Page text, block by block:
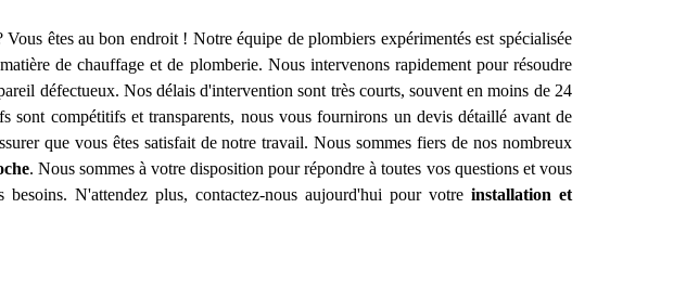
Vous êtes au bon endroit ! Notre équipe de plombiers expérimentés est spécialisée
de chauffage et de plomberie. Nous intervenons rapidement pour résoudre
défectueux. Nos délais d'intervention sont très courts, souvent en moins de 24
sont compétitifs et transparents, nous vous fournirons un devis détaillé avant de
que vous êtes satisfait de notre travail. Nous sommes fiers de nos nombreux
. Nous sommes à votre disposition pour répondre à toutes vos questions et vous
N'attendez plus, contactez-nous aujourd'hui pour votre installation et